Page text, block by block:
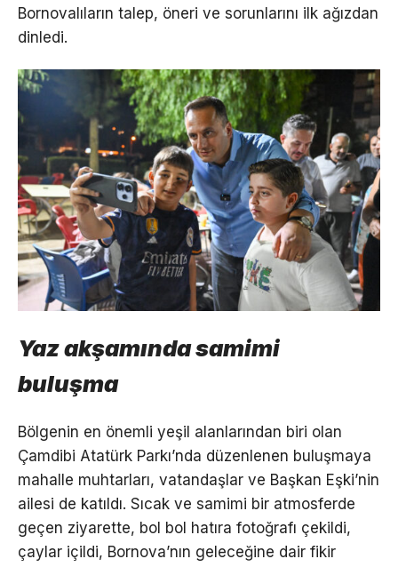
Bornovalıların talep, öneri ve sorunlarını ilk ağızdan
dinledi.
Yaz akşamında samimi
buluşma
Bölgenin en önemli yeşil alanlarından biri olan
Çamdibi Atatürk Parkı’nda düzenlenen buluşmaya
mahalle muhtarları, vatandaşlar ve Başkan Eşki’nin
ailesi de katıldı. Sıcak ve samimi bir atmosferde
geçen ziyarette, bol bol hatıra fotoğrafı çekildi,
çaylar içildi, Bornova’nın geleceğine dair fikir